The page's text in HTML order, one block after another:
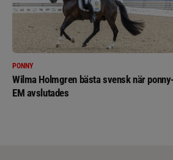
PONNY
Wilma Holmgren bästa svensk när ponny-
EM avslutades